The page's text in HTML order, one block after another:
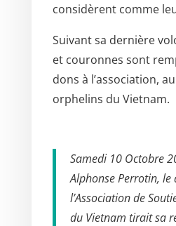
considèrent comme
Suivant sa dernière
et couronnes sont
dons à l’association,
orphelins du Vietnam.
Samedi 10 Octobre
Alphonse Perrotin, le
l’Association de
du Vietnam tirait sa